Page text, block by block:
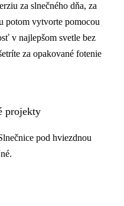
za slnečného dňa, za
potom vytvorte pomocou
v najlepšom svetle bez
za opakované fotenie
projekty
pod hviezdnou